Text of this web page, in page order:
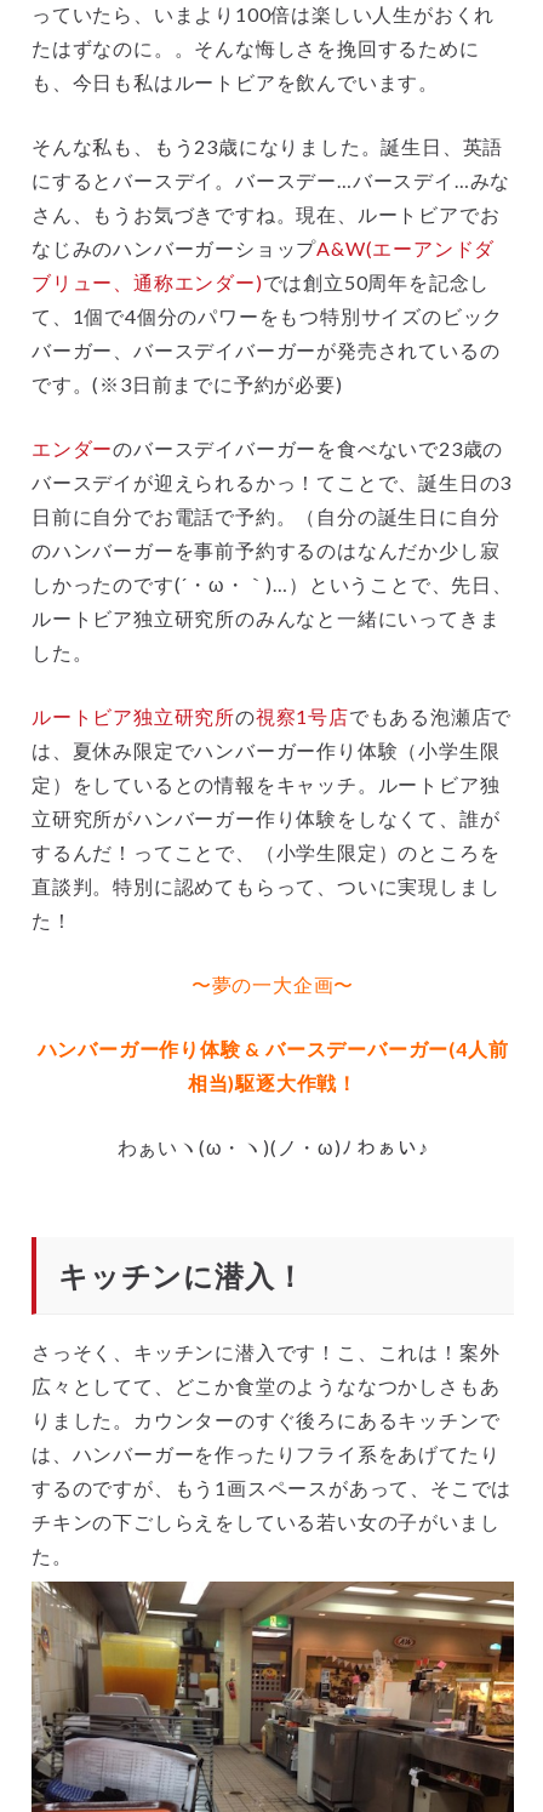
っていたら、いまより100倍は楽しい人生がおくれ
たはずなのに。。そんな悔しさを挽回するために
も、今日も私はルートビアを飲んでいます。
そんな私も、もう23歳になりました。誕生日、英語
にするとバースデイ。バースデー…バースデイ…みな
さん、もうお気づきですね。現在、ルートビアでお
なじみのハンバーガーショップA&W(エーアンドダ
ブリュー、通称エンダー)では創立50周年を記念し
て、1個で4個分のパワーをもつ特別サイズのビック
バーガー、バースデイバーガーが発売されているの
です。(※3日前までに予約が必要)
エンダーのバースデイバーガーを食べないで23歳の
バースデイが迎えられるかっ！てことで、誕生日の3
日前に自分でお電話で予約。（自分の誕生日に自分
のハンバーガーを事前予約するのはなんだか少し寂
しかったのです(´・ω・｀)…）ということで、先日、
ルートビア独立研究所のみんなと一緒にいってきま
した。
ルートビア独立研究所の視察1号店でもある泡瀬店で
は、夏休み限定でハンバーガー作り体験（小学生限
定）をしているとの情報をキャッチ。ルートビア独
立研究所がハンバーガー作り体験をしなくて、誰が
するんだ！ってことで、（小学生限定）のところを
直談判。特別に認めてもらって、ついに実現しまし
た！
〜夢の一大企画〜
ハンバーガー作り体験 & バースデーバーガー(4人前
相当)駆逐大作戦！
わぁいヽ(ω・ヽ)(ノ・ω)ﾉ わぁい♪
キッチンに潜入！
さっそく、キッチンに潜入です！こ、これは！案外
広々としてて、どこか食堂のようななつかしさもあ
りました。カウンターのすぐ後ろにあるキッチンで
は、ハンバーガーを作ったりフライ系をあげてたり
するのですが、もう1画スペースがあって、そこでは
チキンの下ごしらえをしている若い女の子がいまし
た。